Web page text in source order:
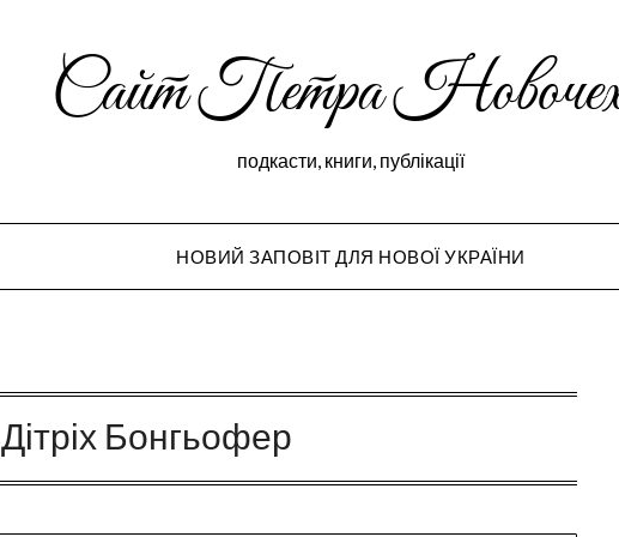
Сайт Петра
подкасти, книги, публікації
НОВИЙ ЗАПОВІТ ДЛЯ НОВОЇ УКРАЇНИ
Дітріх Бонгьофер